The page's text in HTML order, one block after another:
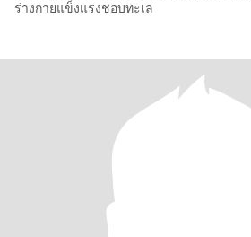
ร่างกายแข็งแรงชอบทะเล